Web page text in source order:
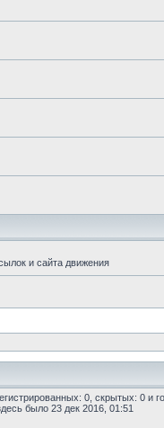
и сайта движения
0, скрытых: 0 и
было 23 дек 2016, 01:51